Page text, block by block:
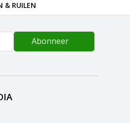
& RUILEN
Abonneer